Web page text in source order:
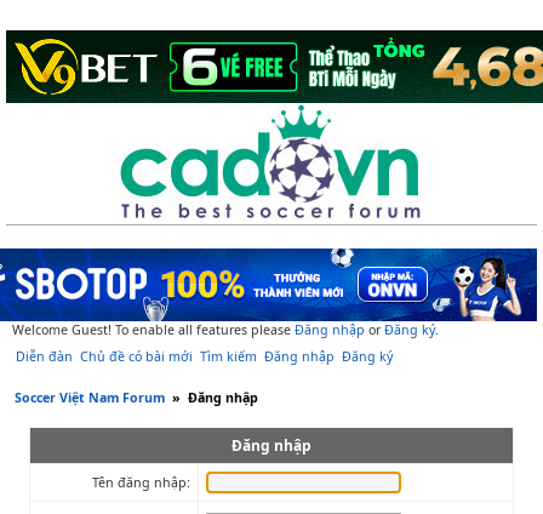
Welcome Guest! To enable all features please Đăng nhập orĐăng ký.
Diễn đàn Chủ đề có bài mới Tìm kiếm Đăng nhập Đăng ký
Soccer Việt Nam Forum » Đăng nhập
Đăng nhập
Tên đăng nhập: